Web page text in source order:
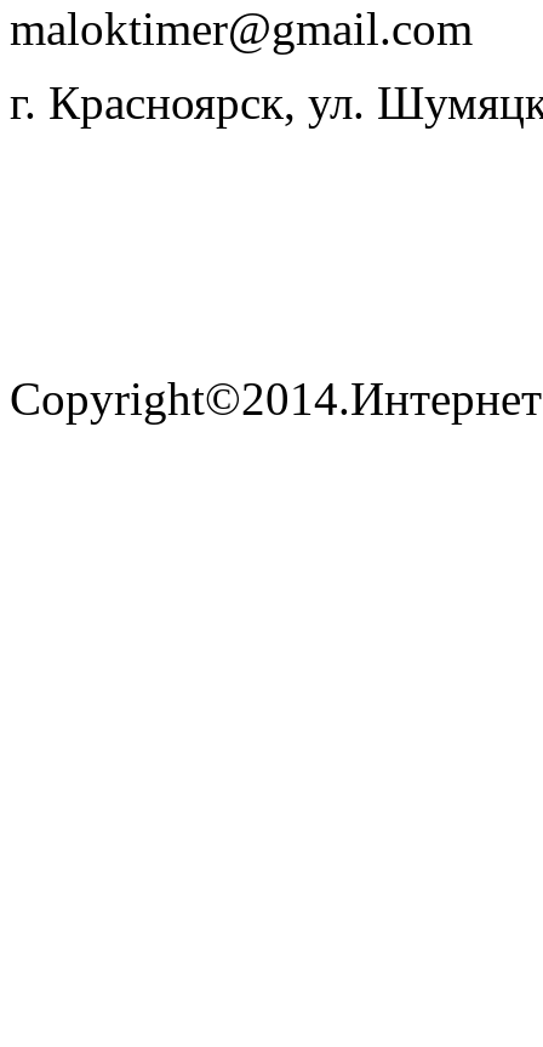
maloktimer@gmail.com
г. Красноярск, ул.